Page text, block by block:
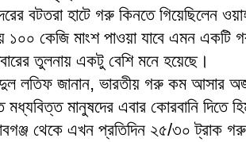
বটতরা হাটে গরু কিনতে গিয়েছিলেন
১০০ কেজি মাংশ পাওয়া যাবে এমন একটি
তুলনায় একটু বেশি মনে হয়েছে।
লতিফ জানান, ভারতীয় গরু কম আসার
মধ্যবিত্ত মানুষদের এবার কোরবানি দিতে
থেকে এখন প্রতিদিন ২৫/৩০ ট্রাক